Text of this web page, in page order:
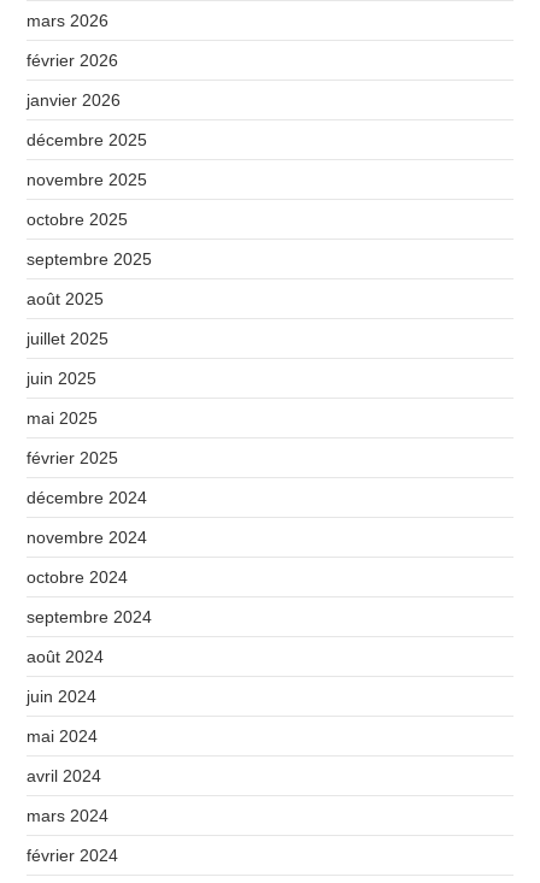
mars 2026
février 2026
janvier 2026
décembre 2025
novembre 2025
octobre 2025
septembre 2025
août 2025
juillet 2025
juin 2025
mai 2025
février 2025
décembre 2024
novembre 2024
octobre 2024
septembre 2024
août 2024
juin 2024
mai 2024
avril 2024
mars 2024
février 2024